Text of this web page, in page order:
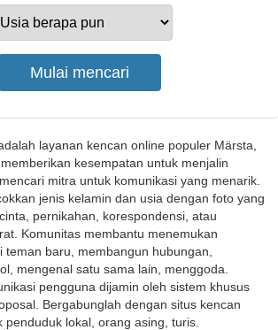
layanan kencan online populer Märsta,
kesempatan untuk menjalin
mitra untuk komunikasi yang menarik.
jenis kelamin dan usia dengan foto yang
pernikahan, korespondensi, atau
Komunitas membantu menemukan
teman baru, membangun hubungan,
mengenal satu sama lain, menggoda.
pengguna dijamin oleh sistem khusus
Bergabunglah dengan situs kencan
penduduk lokal, orang asing, turis.